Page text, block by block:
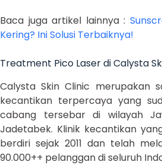
Baca juga artikel lainnya :
Kering? Ini Solusi Terbaiknya!
Treatment Pico Laser di Calysta
Calysta Skin Clinic merupakan
kecantikan terpercaya yang
cabang tersebar di wilayah
Jadetabek. Klinik kecantikan
berdiri sejak 2011 dan telah
90.000++ pelanggan di seluruh